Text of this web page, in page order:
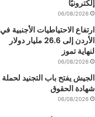
إلكترونيًا
06/08/2026
ارتفاع الاحتياطيات الأجنبية في
الأردن إلى 26.6 مليار دولار
لنهاية تموز
06/08/2026
الجيش يفتح باب التجنيد لحملة
شهادة الحقوق
06/08/2026